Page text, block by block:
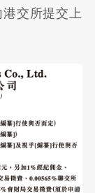
交所提交上